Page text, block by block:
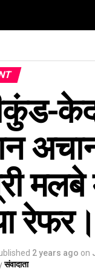
रेफर।
2 years ago on
संवादाता